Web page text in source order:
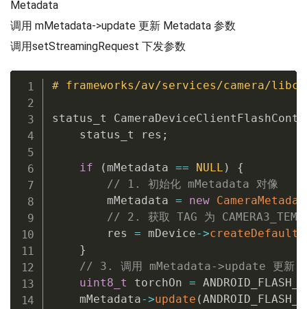
    size_t data_payload_bytes
    size_t entry_bytes
=
if (data_bytes !=
// May need to shift/add to
if
(dst->data_capacity < dst
return ERROR;
}
// Remove old data
uint8_t
*start = get_data
uint8_t
*end = start +
            size_t length
= dst->
memmove(start, end,
            dst
// Update all entry
Metadata
调用 mMetadata->update 更新 Metadata 参数
调用setStreamingRequest 下发参数
# frameworks/av/services/camera/
status_t
    status_t res
;
if (mMetadata == NULL )
{
// 1. 初始化 mMetadata 对像
        mMetadata
= new
// 2. 获取 TAG 为
        res
= mDevice->
}
// 3. 调用 mMetadata->update 更新
uint8_t torchOn =
    mMetadata
->update (